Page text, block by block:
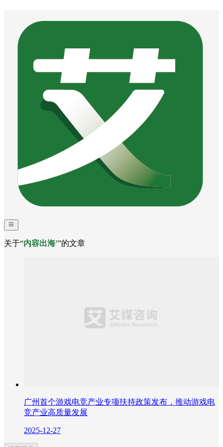
关于“内容出海’”的文章
广州首个游戏电竞产业专项扶持政策发布，推动游戏电
竞产业高质量发展
2025-12-27